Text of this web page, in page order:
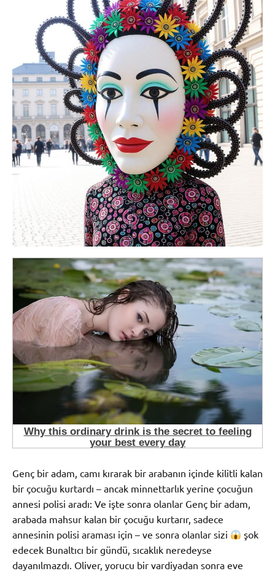
Genç bir adam, camı kırarak bir arabanın içinde kilitli kalan
bir çocuğu kurtardı – ancak minnettarlık yerine çocuğun
annesi polisi aradı: Ve işte sonra olanlar Genç bir adam,
arabada mahsur kalan bir çocuğu kurtarır, sadece
annesinin polisi araması için – ve sonra olanlar sizi
şok
edecek Bunaltıcı bir gündü, sıcaklık neredeyse
dayanılmazdı. Oliver, yorucu bir vardiyadan sonra eve